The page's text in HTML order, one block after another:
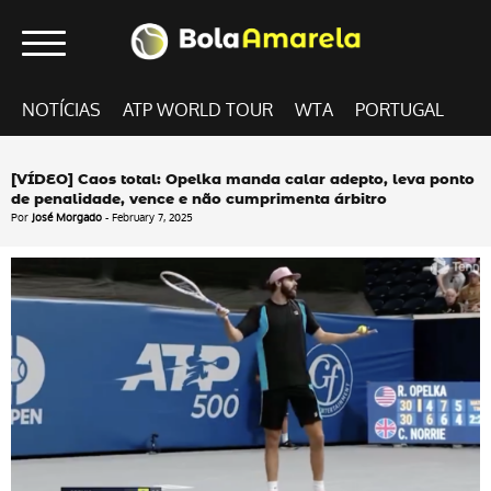
NOTÍCIAS ATP WORLD TOUR WTA PORTUGAL
[VÍDEO] Caos total: Opelka manda calar adepto, leva ponto
de penalidade, vence e não cumprimenta árbitro
Por José Morgado - February 7, 2025